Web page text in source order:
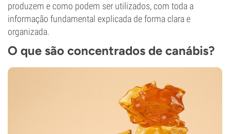
produzem e como podem ser utilizados, com toda a
informação fundamental explicada de forma clara e
organizada.
O que são concentrados de canábis?